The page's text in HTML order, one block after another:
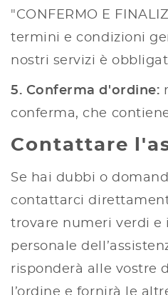
"CONFERMO E
termini e condizioni
nostri servizi è
5. Conferma d'ordine:
conferma, che
Contattare
Se hai dubbi o
contattarci
trovare numeri verdi e
personale
risponderà alle vostre
l’ordine e fornirà le